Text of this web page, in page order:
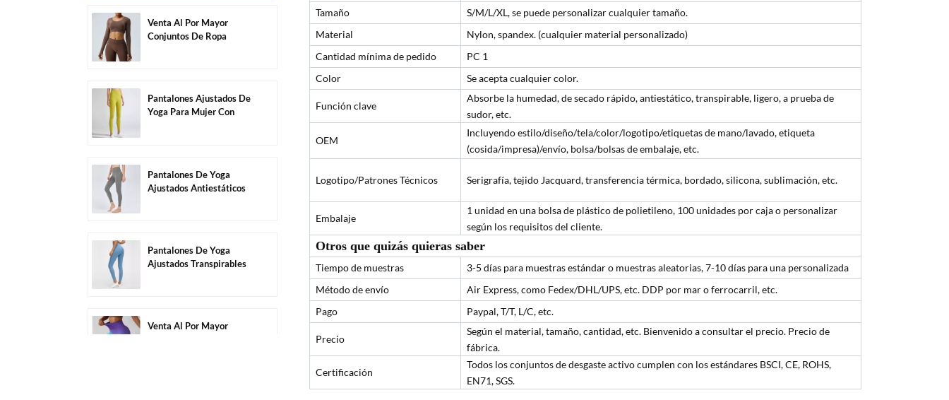
Tamaño
S/M/L/XL, se puede personalizar cualquier tamaño.
Material
Nylon, spandex. (cualquier material personalizado)
Cantidad mínima de pedido
PC 1
Color
Se acepta cualquier color.
Función clave
Absorbe la humedad, de secado rápido, antiestático, transpirable, ligero, a prueba de
sudor, etc.
OEM
Incluyendo estilo/diseño/tela/color/logotipo/etiquetas de mano/lavado, etiqueta
(cosida/impresa)/envío, bolsa/bolsas de embalaje, etc.
Logotipo/Patrones Técnicos Serigrafía, tejido Jacquard, transferencia térmica, bordado, silicona, sublimación, etc.
Embalaje
1 unidad en una bolsa de plástico de polietileno, 100 unidades por caja o personalizar
según los requisitos del cliente.
Otros que quizás quieras saber
Tiempo de muestras
3-5 días para muestras estándar o muestras aleatorias, 7-10 días para una personalizada
Método de envío
Air Express, como Fedex/DHL/UPS, etc. DDP por mar o ferrocarril, etc.
Pago
Paypal, T/T, L/C, etc.
Precio
Según el material, tamaño, cantidad, etc. Bienvenido a consultar el precio. Precio de
fábrica.
Certificación
Todos los conjuntos de desgaste activo cumplen con los estándares BSCI, CE, ROHS,
EN71, SGS.
Venta Al Por Mayor
Conjuntos De Ropa
Pantalones Ajustados De
Yoga Para Mujer Con
Pantalones De Yoga
Ajustados Antiestáticos
Pantalones De Yoga
Ajustados Transpirables
Venta Al Por Mayor